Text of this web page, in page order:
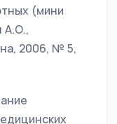
(мини
А.О.,
2006, № 5,